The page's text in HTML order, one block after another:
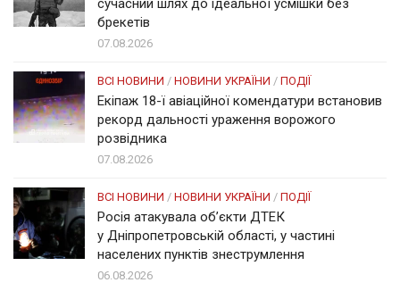
брекетів
07.08.2026
ВСІ НОВИНИ / НОВИНИ УКРАЇНИ / ПОДІЇ
Екіпаж 18-ї авіаційної комендатури встановив
рекорд дальності ураження ворожого
розвідника
07.08.2026
ВСІ НОВИНИ / НОВИНИ УКРАЇНИ / ПОДІЇ
Росія атакувала об’єкти ДТЕК
у Дніпропетровській області, у частині
населених пунктів знеструмлення
06.08.2026